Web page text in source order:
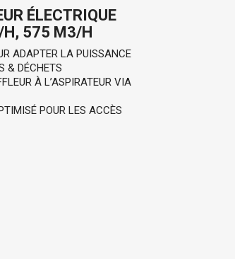
ÉLECTRIQUE
H, 575 M3/H
ADAPTER LA PUISSANCE
& DÉCHETS
À L’ASPIRATEUR VIA
POUR LES ACCÈS